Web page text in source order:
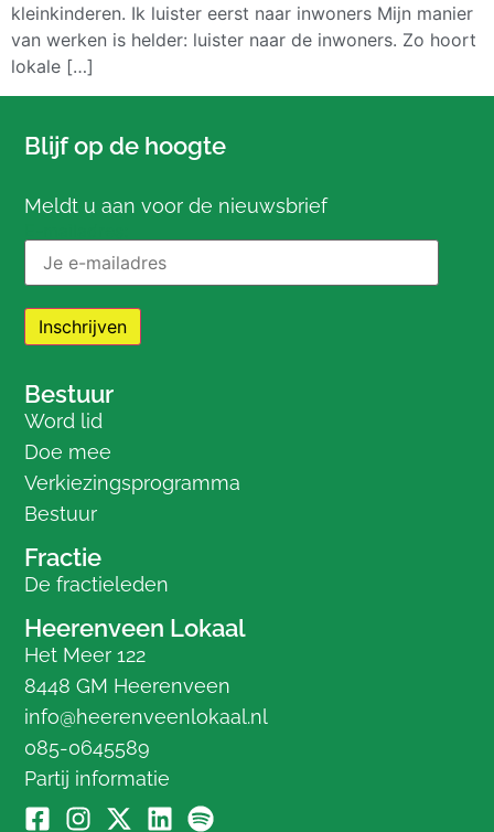
kleinkinderen. Ik luister eerst naar inwoners Mijn manier
van werken is helder: luister naar de inwoners. Zo hoort
lokale […]
Blijf op de hoogte
Meldt u aan voor de nieuwsbrief
Bestuur
Word lid
Doe mee
Verkiezingsprogramma
Bestuur
Fractie
De fractieleden
Heerenveen Lokaal
Het Meer 122
8448 GM Heerenveen
info@heerenveenlokaal.nl
085-0645589
Partij informatie